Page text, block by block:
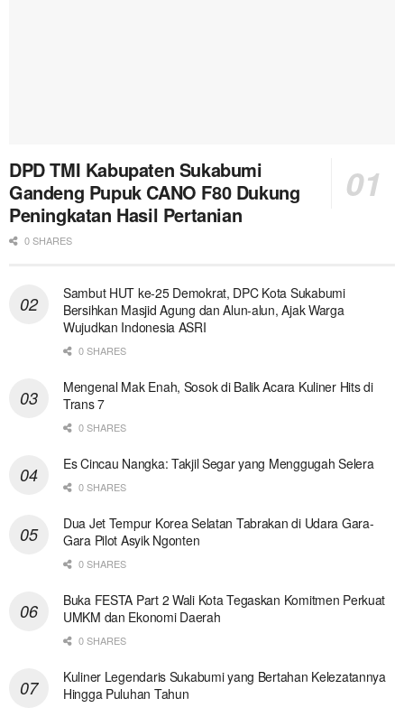
DPD TMI Kabupaten Sukabumi
Gandeng Pupuk CANO F80 Dukung
Peningkatan Hasil Pertanian
0 SHARES
Sambut HUT ke-25 Demokrat, DPC Kota Sukabumi
Bersihkan Masjid Agung dan Alun-alun, Ajak Warga
Wujudkan Indonesia ASRI
0 SHARES
Mengenal Mak Enah, Sosok di Balik Acara Kuliner Hits di
Trans 7
0 SHARES
Es Cincau Nangka: Takjil Segar yang Menggugah Selera
0 SHARES
Dua Jet Tempur Korea Selatan Tabrakan di Udara Gara-
Gara Pilot Asyik Ngonten
0 SHARES
Buka FESTA Part 2 Wali Kota Tegaskan Komitmen Perkuat
UMKM dan Ekonomi Daerah
0 SHARES
Kuliner Legendaris Sukabumi yang Bertahan Kelezatannya
Hingga Puluhan Tahun